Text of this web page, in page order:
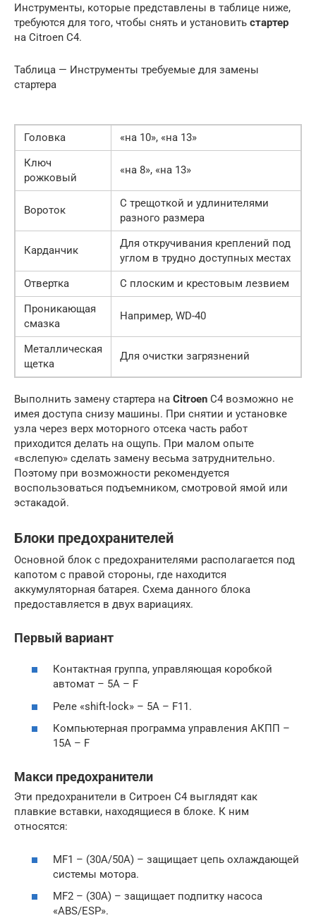
Инструменты, которые представлены в таблице ниже,
требуются для того, чтобы снять и установить стартер
на Citroen С4.
Таблица — Инструменты требуемые для замены
стартера
Головка
«на 10», «на 13»
Ключ
рожковый
«на 8», «на 13»
Вороток
С трещоткой и удлинителями
разного размера
Карданчик
Для откручивания креплений под
углом в трудно доступных местах
Отвертка
С плоским и крестовым лезвием
Проникающая
смазка
Например, WD-40
Металлическая
щетка
Для очистки загрязнений
Выполнить замену стартера на Citroen С4 возможно не
имея доступа снизу машины. При снятии и установке
узла через верх моторного отсека часть работ
приходится делать на ощупь. При малом опыте
«вслепую» сделать замену весьма затруднительно.
Поэтому при возможности рекомендуется
воспользоваться подъемником, смотровой ямой или
эстакадой.
Блоки предохранителей
Основной блок с предохранителями располагается под
капотом с правой стороны, где находится
аккумуляторная батарея. Схема данного блока
предоставляется в двух вариациях.
Первый вариант
Контактная группа, управляющая коробкой
автомат – 5A – F
Реле «shift-lock» – 5A – F11.
Компьютерная программа управления АКПП –
15A – F
Макси предохранители
Эти предохранители в Ситроен С4 выглядят как
плавкие вставки, находящиеся в блоке. К ним
относятся:
MF1 – (30A/50A) – защищает цепь охлаждающей
системы мотора.
MF2 – (30A) – защищает подпитку насоса
«ABS/ESP».